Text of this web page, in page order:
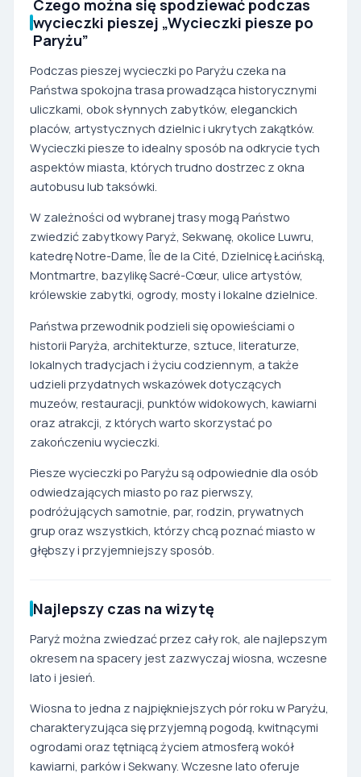
Czego można się spodziewać podczas
wycieczki pieszej „Wycieczki piesze po
Paryżu”
Podczas pieszej wycieczki po Paryżu czeka na
Państwa spokojna trasa prowadząca historycznymi
uliczkami, obok słynnych zabytków, eleganckich
placów, artystycznych dzielnic i ukrytych zakątków.
Wycieczki piesze to idealny sposób na odkrycie tych
aspektów miasta, których trudno dostrzec z okna
autobusu lub taksówki.
W zależności od wybranej trasy mogą Państwo
zwiedzić zabytkowy Paryż, Sekwanę, okolice Luwru,
katedrę Notre-Dame, Île de la Cité, Dzielnicę Łacińską,
Montmartre, bazylikę Sacré-Cœur, ulice artystów,
królewskie zabytki, ogrody, mosty i lokalne dzielnice.
Państwa przewodnik podzieli się opowieściami o
historii Paryża, architekturze, sztuce, literaturze,
lokalnych tradycjach i życiu codziennym, a także
udzieli przydatnych wskazówek dotyczących
muzeów, restauracji, punktów widokowych, kawiarni
oraz atrakcji, z których warto skorzystać po
zakończeniu wycieczki.
Piesze wycieczki po Paryżu są odpowiednie dla osób
odwiedzających miasto po raz pierwszy,
podróżujących samotnie, par, rodzin, prywatnych
grup oraz wszystkich, którzy chcą poznać miasto w
głębszy i przyjemniejszy sposób.
Najlepszy czas na wizytę
Paryż można zwiedzać przez cały rok, ale najlepszym
okresem na spacery jest zazwyczaj wiosna, wczesne
lato i jesień.
Wiosna to jedna z najpiękniejszych pór roku w Paryżu,
charakteryzująca się przyjemną pogodą, kwitnącymi
ogrodami oraz tętniącą życiem atmosferą wokół
kawiarni, parków i Sekwany. Wczesne lato oferuje